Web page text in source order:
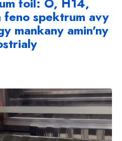
feno spektrum avy
mankany amin'ny